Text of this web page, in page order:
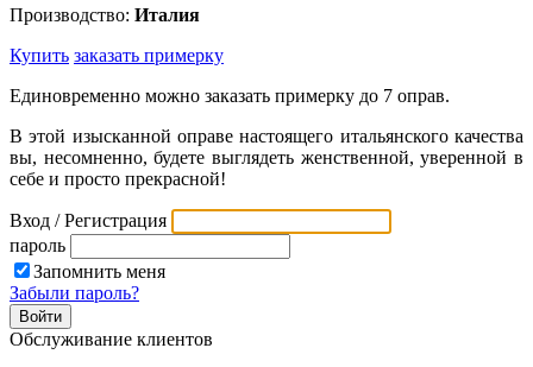
Производство: Италия
Купить заказать примерку
Единовременно можно заказать примерку до 7 оправ.
В этой изысканной оправе настоящего итальянского качества
вы, несомненно, будете выглядеть женственной, уверенной в
себе и просто прекрасной!
Вход / Регистрация
пароль
Запомнить меня
Забыли пароль?
Обслуживание клиентов